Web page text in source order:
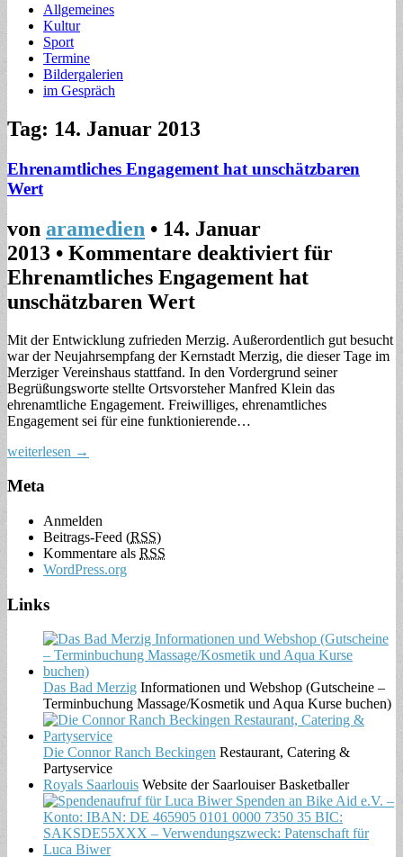
Allgemeines
Kultur
Sport
Termine
Bildergalerien
im Gespräch
Tag: 14. Januar 2013
Ehrenamtliches Engagement hat unschätzbaren
Wert
von aramedien • 14. Januar
2013 • Kommentare deaktiviert für
Ehrenamtliches Engagement hat
unschätzbaren Wert
Mit der Entwicklung zufrieden Merzig. Außerordentlich gut besucht
war der Neujahrsempfang der Kernstadt Merzig, die dieser Tage im
Merziger Vereinshaus stattfand. In den Vordergrund seiner
Begrüßungsworte stellte Ortsvorsteher Manfred Klein das
ehrenamtliche Engagement. Freiwilliges, ehrenamtliches
Engagement sei für eine funktionierende…
weiterlesen →
Meta
Anmelden
Beitrags-Feed (RSS)
Kommentare als RSS
WordPress.org
Links
Das Bad Merzig Informationen und Webshop (Gutscheine –
Terminbuchung Massage/Kosmetik und Aqua Kurse buchen)
Die Connor Ranch Beckingen Restaurant, Catering &
Partyservice
Royals Saarlouis Website der Saarlouiser Basketballer